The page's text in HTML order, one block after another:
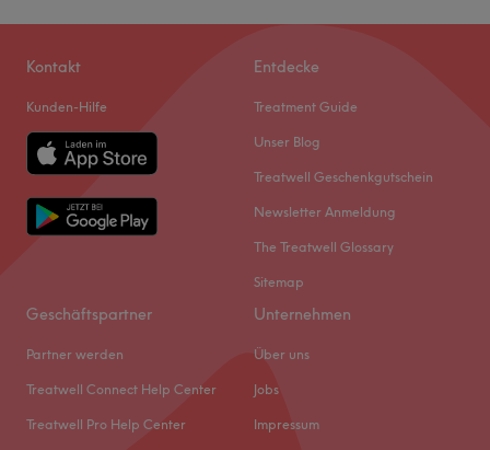
Kontakt
Kunden-Hilfe
Entdecke
Treatment Guide
Unser Blog
Treatwell Geschenkgutschein
Newsletter Anmeldung
The Treatwell Glossary
Sitemap
Geschäftspartner
Partner werden
Treatwell Connect Help Center
Treatwell Pro Help Center
Unternehmen
Über uns
Jobs
Impressum